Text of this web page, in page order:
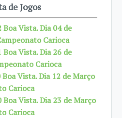
de Jogos
Vista. Dia 04 de
Carioca
Vista. Dia 26 de
Carioca
Vista. Dia 12 de Março
Carioca
Vista. Dia 23 de Março
Carioca